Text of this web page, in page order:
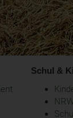
Schul &